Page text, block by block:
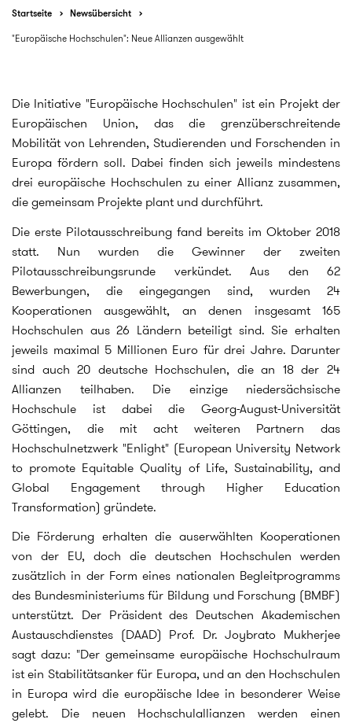
Startseite
Newsübersicht
"Europäische Hochschulen": Neue Allianzen ausgewählt
Die Initiative "Europäische Hochschulen" ist ein Projekt der
Europäischen Union, das die grenzüberschreitende
Mobilität von Lehrenden, Studierenden und Forschenden in
Europa fördern soll. Dabei finden sich jeweils mindestens
drei europäische Hochschulen zu einer Allianz zusammen,
die gemeinsam Projekte plant und durchführt.
Die erste Pilotausschreibung fand bereits im Oktober 2018
statt. Nun wurden die Gewinner der zweiten
Pilotausschreibungsrunde verkündet. Aus den 62
Bewerbungen, die eingegangen sind, wurden 24
Kooperationen ausgewählt, an denen insgesamt 165
Hochschulen aus 26 Ländern beteiligt sind. Sie erhalten
jeweils maximal 5 Millionen Euro für drei Jahre. Darunter
sind auch 20 deutsche Hochschulen, die an 18 der 24
Allianzen teilhaben. Die einzige niedersächsische
Hochschule ist dabei die Georg-August-Universität
Göttingen, die mit acht weiteren Partnern das
Hochschulnetzwerk "Enlight" (European University Network
to promote Equitable Quality of Life, Sustainability, and
Global Engagement through Higher Education
Transformation) gründete.
Die Förderung erhalten die auserwählten Kooperationen
von der EU, doch die deutschen Hochschulen werden
zusätzlich in der Form eines nationalen Begleitprogramms
des Bundesministeriums für Bildung und Forschung (BMBF)
unterstützt. Der Präsident des Deutschen Akademischen
Austauschdienstes (DAAD) Prof. Dr. Joybrato Mukherjee
sagt dazu: "Der gemeinsame europäische Hochschulraum
ist ein Stabilitätsanker für Europa, und an den Hochschulen
in Europa wird die europäische Idee in besonderer Weise
gelebt. Die neuen Hochschulallianzen werden einen